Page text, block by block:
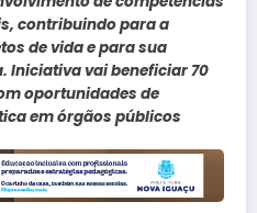
contribuindo para a
de vida e para sua
Iniciativa vai beneficiar 70
oportunidades de
em órgãos públicos